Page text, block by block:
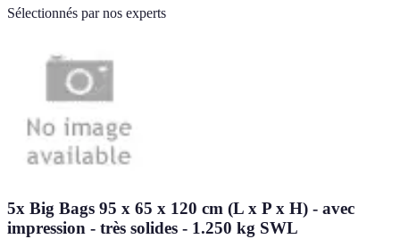
Sélectionnés par nos experts
5x Big Bags 95 x 65 x 120 cm (L x P x H) - avec
impression - très solides - 1.250 kg SWL